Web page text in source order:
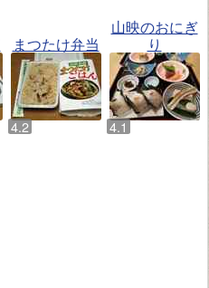
まつたけ弁当
山映のおにぎ
り